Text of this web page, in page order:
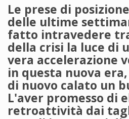
Le prese di
delle ultime
fatto intravedere
della crisi la luce di
vera accelerazione
in questa nuova
di nuovo calato un
L'aver promesso di
retroattività dai